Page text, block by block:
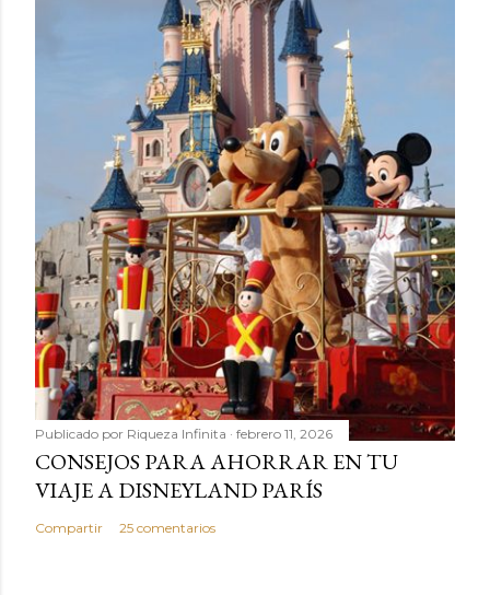
Publicado por Riqueza Infinita febrero 11, 2026
CONSEJOS PARA AHORRAR EN TU
VIAJE A DISNEYLAND PARÍS
Compartir 25 comentarios